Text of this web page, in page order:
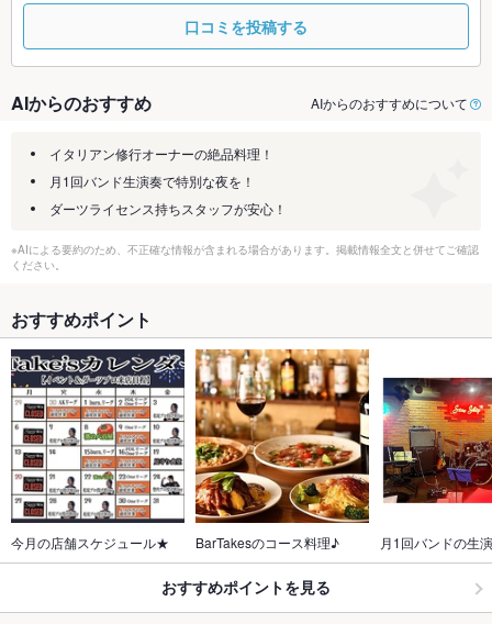
口コミを投稿する
AIからのおすすめ AIからのおすすめについて
イタリアン修行オーナーの絶品料理！
月1回バンド生演奏で特別な夜を！
ダーツライセンス持ちスタッフが安心！
※AIによる要約のため、不正確な情報が含まれる場合があります。掲載情報全文と併せてご確認
ください。
おすすめポイント
今月の店舗スケジュール★ BarTakesのコース料理♪ 月1回バンドの生
おすすめポイントを見る